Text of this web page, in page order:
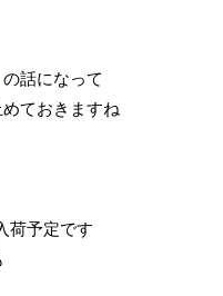
の話になって
ておきますね
荷予定です